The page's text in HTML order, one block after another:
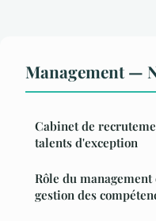
Management —
Cabinet de
talents d'exception
Rôle du
gestion des